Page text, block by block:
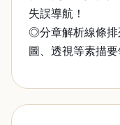
失誤導航！
◎分章解析線條排
圖、透視等素描